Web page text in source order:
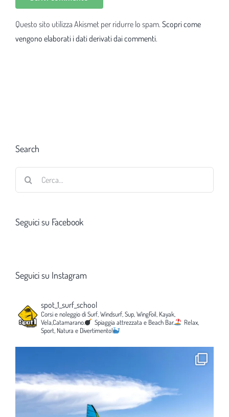
Questo sito utilizza Akismet per ridurre lo spam. Scopri come
vengono elaborati i dati derivati dai commenti.
Search
Seguici su Facebook
Seguici su Instagram
spot_1_surf_school
Corsi e noleggio di Surf, Windsurf, Sup, WingFoil, Kayak,
Vela,Catamarano.
Spiaggia attrezzata e Beach Bar.
Relax,
Sport, Natura e Divertimento!